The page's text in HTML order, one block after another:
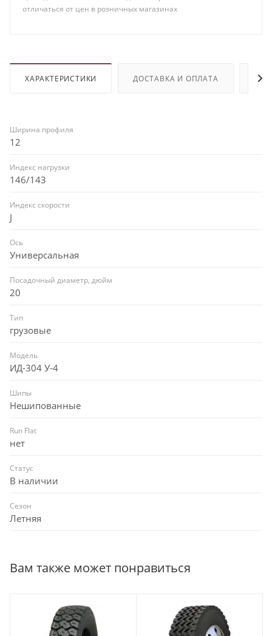
отличаться от цен в розничных магазинах
ХАРАКТЕРИСТИКИ ДОСТАВКА И ОПЛАТА
Ширина профиля
12
Индекс нагрузки
146/143
Индекс скорости
J
Ось
Универсальная
Посадочный диаметр, дюйм
20
Тип
грузовые
Модель
ИД-304 У-4
Шипы
Нешипованные
Run Flat
нет
Статус
В наличии
Сезон
Летняя
Вам также может понравиться